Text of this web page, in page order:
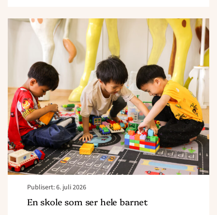
Publisert: 6. juli 2026
En skole som ser hele barnet
Read
article
"En
skole
som
ser
hele
barnet"